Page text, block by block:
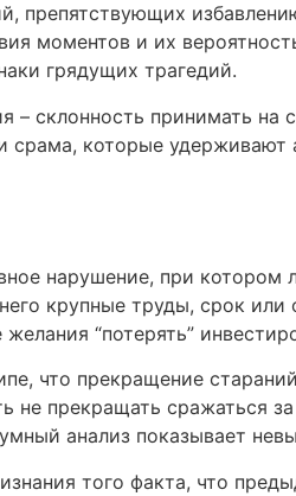
препятствующих
моментов и их
грядущих трагедий.
склонность принимать на
которые удерживают
нарушение, при котором
крупные труды, срок
“потерять”
что прекращение
прекращать сражаться
анализ показывает
того факта, что